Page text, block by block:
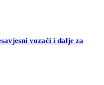
vozači i dalje za